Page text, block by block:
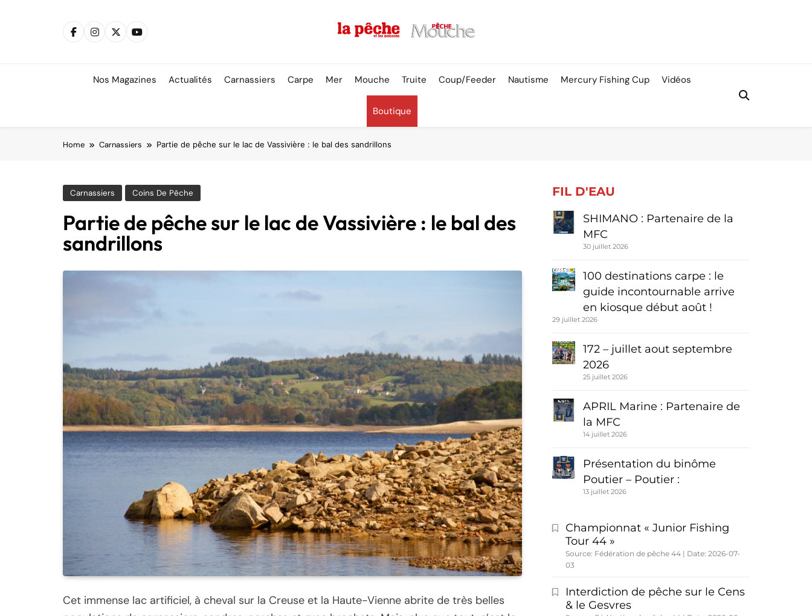
Nos Magazines Actualités Carnassiers Carpe Mer Mouche Truite Coup/Feeder Nautisme Mercury Fishing Cup Vidéos
Boutique
Home Carnassiers Partie de pêche sur le lac de Vassivière : le bal des sandrillons
Carnassiers Coins De Pêche
Partie de pêche sur le lac de Vassivière : le bal des
sandrillons
Cet immense lac artificiel, à cheval sur la Creuse et la Haute-Vienne abrite de très belles
FIL D'EAU
SHIMANO : Partenaire de la
MFC
30 juillet 2026
100 destinations carpe : le
guide incontournable arrive
en kiosque début août !
29 juillet 2026
172 – juillet aout septembre
2026
25 juillet 2026
APRIL Marine : Partenaire de
la MFC
14 juillet 2026
Présentation du binôme
Poutier – Poutier :
13 juillet 2026
Championnat « Junior Fishing
Tour 44 »
Source: Fédération de pêche 44
Date: 2026-07-
03
Interdiction de pêche sur le Cens
& le Gesvres